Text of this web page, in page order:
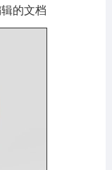
的文档